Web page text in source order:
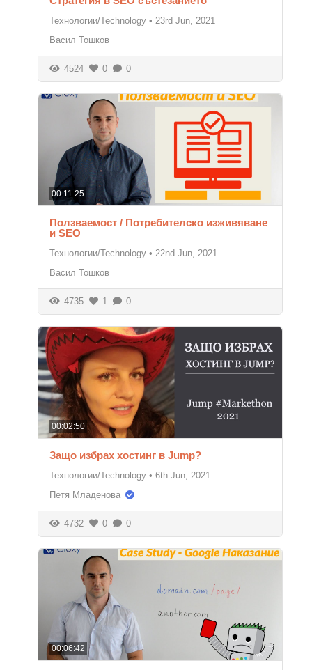
Технологии/Technology • 23rd Jun, 2021
Васил Тошков
4524 0 0
00:11:25
Ползваемост / Потребителско изживяване
и SEO
Технологии/Technology • 22nd Jun, 2021
Васил Тошков
4735 1 0
00:02:50
Защо избрах хостинг в Jump?
Технологии/Technology • 6th Jun, 2021
Петя Младенова
4732 0 0
00:06:42